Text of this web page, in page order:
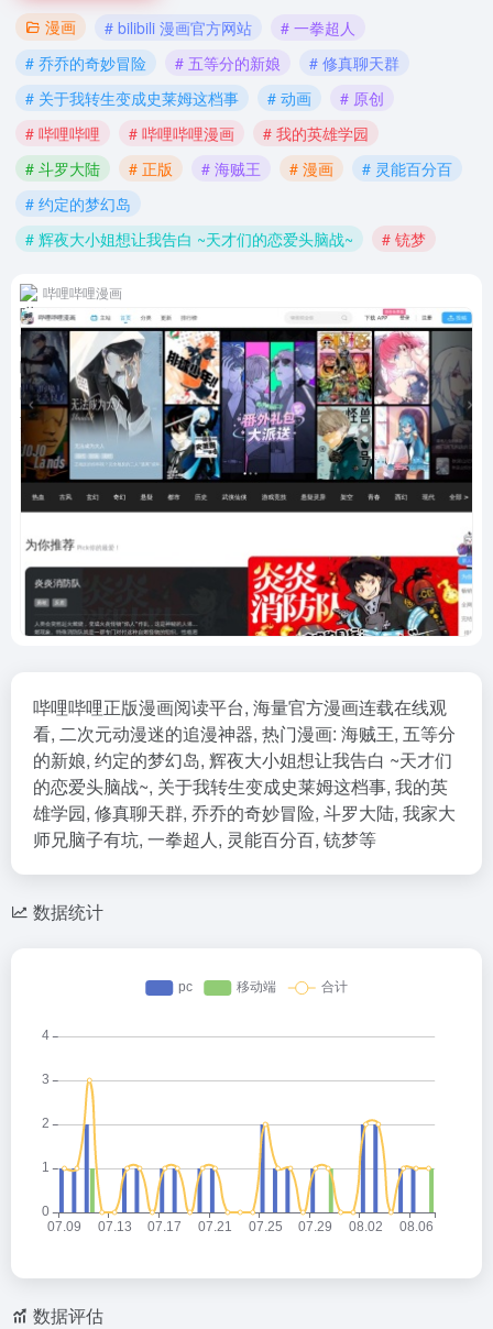
漫画 # bilibili 漫画官方网站
# 一拳超人
# 乔乔的奇妙冒险
# 五等分的新娘
# 修真聊天群
# 关于我转生变成史莱姆这档事
# 动画
# 原创
# 哔哩哔哩
# 哔哩哔哩漫画
# 我的英雄学园
# 斗罗大陆
# 正版 # 海贼王 # 漫画
# 灵能百分百
# 约定的梦幻岛
# 辉夜大小姐想让我告白 ~天才们的恋爱头脑战~
# 铳梦
哔哩哔哩漫画
哔哩哔哩正版漫画阅读平台, 海量官方漫画连载在线观
看, 二次元动漫迷的追漫神器, 热门漫画: 海贼王, 五等分
的新娘, 约定的梦幻岛, 辉夜大小姐想让我告白 ~天才们
的恋爱头脑战~, 关于我转生变成史莱姆这档事, 我的英
雄学园, 修真聊天群, 乔乔的奇妙冒险, 斗罗大陆, 我家大
师兄脑子有坑, 一拳超人, 灵能百分百, 铳梦等
数据统计
数据评估